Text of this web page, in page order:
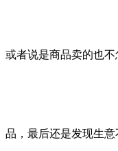
或者说是商品卖的也
品，最后还是发现生